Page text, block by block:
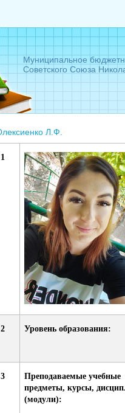
Муниципальное
Советского Союза
Л.Ф.
1
2 Уровень образования:
3
Преподаваемые учебные
предметы, курсы,
(модули):